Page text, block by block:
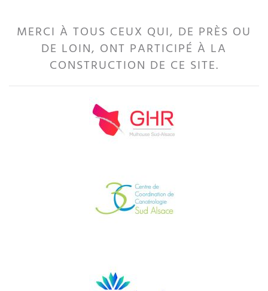
MERCI À TOUS CEUX QUI, DE PRÈS OU
DE LOIN, ONT PARTICIPÉ À LA
CONSTRUCTION DE CE SITE.